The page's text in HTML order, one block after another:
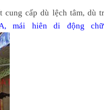
cấp dù lệch tâm, dù
mái hiên di động